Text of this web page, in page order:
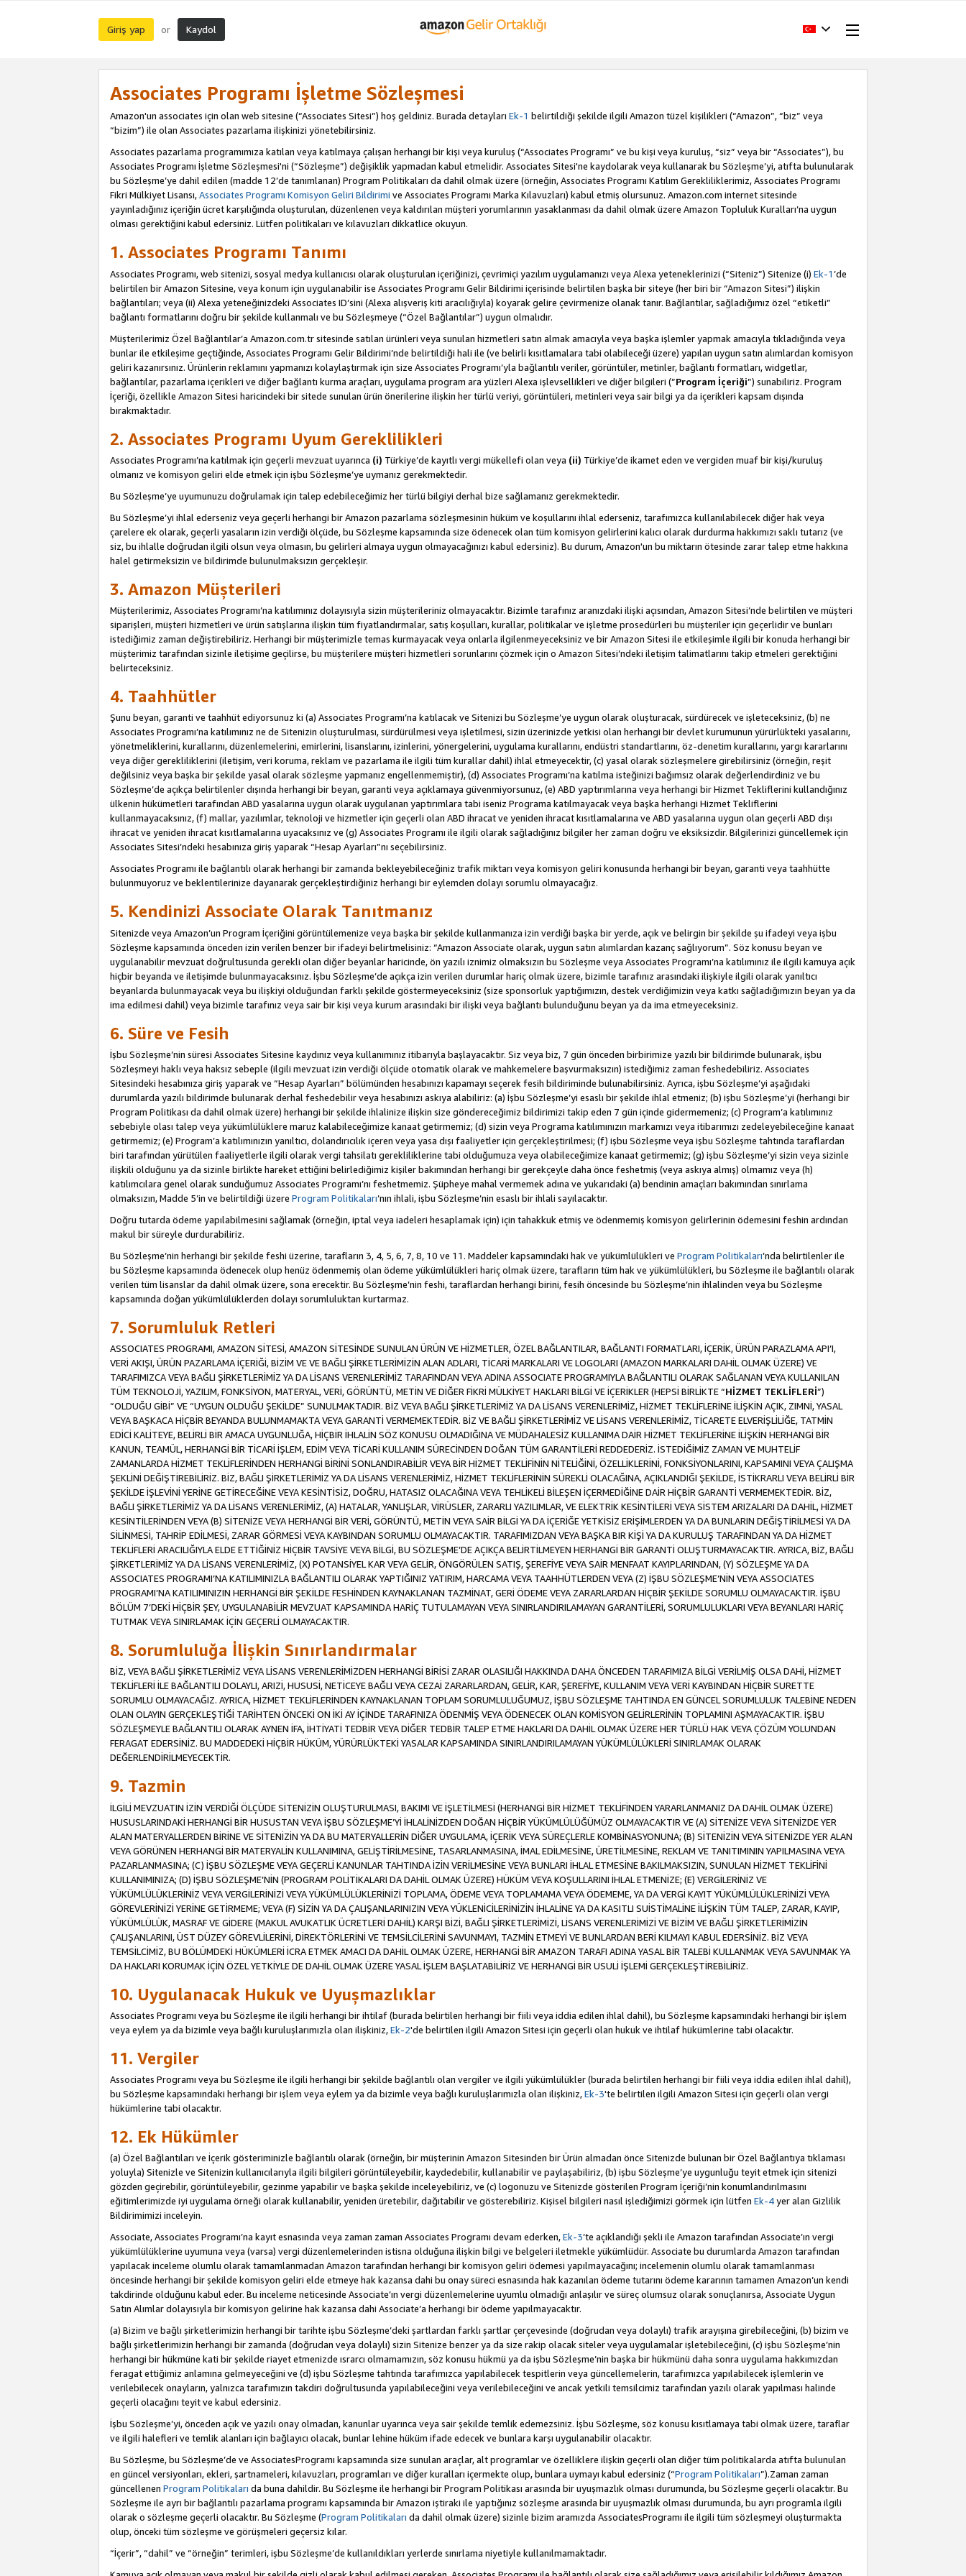
Giriş yap or Kaydol
Associates Programı İşletme Sözleşmesi
Amazon'un associates için olan web sitesine (“Associates Sitesi”) hoş geldiniz. Burada detayları Ek-1 belirtildiği şekilde ilgili Amazon tüzel kişilikleri (“Amazon”, “biz” veya
“bizim”) ile olan Associates pazarlama ilişkinizi yönetebilirsiniz.
Associates pazarlama programımıza katılan veya katılmaya çalışan herhangi bir kişi veya kuruluş (“Associates Programı” ve bu kişi veya kuruluş, “siz” veya bir “Associates”), bu
Associates Programı İşletme Sözleşmesi'ni (“Sözleşme”) değişiklik yapmadan kabul etmelidir. Associates Sitesi'ne kaydolarak veya kullanarak bu Sözleşme’yi, atıfta bulunularak
bu Sözleşme’ye dahil edilen (madde 12’de tanımlanan) Program Politikaları da dahil olmak üzere (örneğin, Associates Programı Katılım Gerekliliklerimiz, Associates Programı
Fikri Mülkiyet Lisansı,Associates Programı Komisyon Geliri Bildirimi ve Associates Programı Marka Kılavuzları) kabul etmiş olursunuz. Amazon.com internet sitesinde
yayınladığınız içeriğin ücret karşılığında oluşturulan, düzenlenen veya kaldırılan müşteri yorumlarının yasaklanması da dahil olmak üzere Amazon Topluluk Kuralları’na uygun
olması gerektiğini kabul edersiniz. Lütfen politikaları ve kılavuzları dikkatlice okuyun.
1. Associates Programı Tanımı
Associates Programı, web sitenizi, sosyal medya kullanıcısı olarak oluşturulan içeriğinizi, çevrimiçi yazılım uygulamanızı veya Alexa yeteneklerinizi (“Siteniz”) Sitenize (i) Ek-1’de
belirtilen bir Amazon Sitesine, veya konum için uygulanabilir ise Associates Programı Gelir Bildirimi içerisinde belirtilen başka bir siteye (her biri bir “Amazon Sitesi”) ilişkin
bağlantıları; veya (ii) Alexa yeteneğinizdeki Associates ID’sini (Alexa alışveriş kiti aracılığıyla) koyarak gelire çevirmenize olanak tanır. Bağlantılar, sağladığımız özel “etiketli”
bağlantı formatlarını doğru bir şekilde kullanmalı ve bu Sözleşmeye (“Özel Bağlantılar”) uygun olmalıdır.
Müşterilerimiz Özel Bağlantılar’a Amazon.com.tr sitesinde satılan ürünleri veya sunulan hizmetleri satın almak amacıyla veya başka işlemler yapmak amacıyla tıkladığında veya
bunlar ile etkileşime geçtiğinde, Associates Programı Gelir Bildirimi’nde belirtildiği hali ile (ve belirli kısıtlamalara tabi olabileceği üzere) yapılan uygun satın alımlardan komisyon
geliri kazanırsınız. Ürünlerin reklamını yapmanızı kolaylaştırmak için size Associates Programı’yla bağlantılı veriler, görüntüler, metinler, bağlantı formatları, widgetlar,
bağlantılar, pazarlama içerikleri ve diğer bağlantı kurma araçları, uygulama program ara yüzleri Alexa işlevsellikleri ve diğer bilgileri (”Program İçeriği”) sunabiliriz. Program
İçeriği, özellikle Amazon Sitesi haricindeki bir sitede sunulan ürün önerilerine ilişkin her türlü veriyi, görüntüleri, metinleri veya sair bilgi ya da içerikleri kapsam dışında
bırakmaktadır.
2. Associates Programı Uyum Gereklilikleri
Associates Programı’na katılmak için geçerli mevzuat uyarınca (i) Türkiye’de kayıtlı vergi mükellefi olan veya (ii) Türkiye’de ikamet eden ve vergiden muaf bir kişi/kuruluş
olmanız ve komisyon geliri elde etmek için işbu Sözleşme’ye uymanız gerekmektedir.
Bu Sözleşme’ye uyumunuzu doğrulamak için talep edebileceğimiz her türlü bilgiyi derhal bize sağlamanız gerekmektedir.
Bu Sözleşme’yi ihlal ederseniz veya geçerli herhangi bir Amazon pazarlama sözleşmesinin hüküm ve koşullarını ihlal ederseniz, tarafımızca kullanılabilecek diğer hak veya
çarelere ek olarak, geçerli yasaların izin verdiği ölçüde, bu Sözleşme kapsamında size ödenecek olan tüm komisyon gelirlerini kalıcı olarak durdurma hakkımızı saklı tutarız (ve
siz, bu ihlalle doğrudan ilgili olsun veya olmasın, bu gelirleri almaya uygun olmayacağınızı kabul edersiniz). Bu durum, Amazon'un bu miktarın ötesinde zarar talep etme hakkına
halel getirmeksizin ve bildirimde bulunulmaksızın gerçekleşir.
3. Amazon Müşterileri
Müşterilerimiz, Associates Programı’na katılımınız dolayısıyla sizin müşterileriniz olmayacaktır. Bizimle tarafınız aranızdaki ilişki açısından, Amazon Sitesi’nde belirtilen ve müşteri
siparişleri, müşteri hizmetleri ve ürün satışlarına ilişkin tüm fiyatlandırmalar, satış koşulları, kurallar, politikalar ve işletme prosedürleri bu müşteriler için geçerlidir ve bunları
istediğimiz zaman değiştirebiliriz. Herhangi bir müşterimizle temas kurmayacak veya onlarla ilgilenmeyeceksiniz ve bir Amazon Sitesi ile etkileşimle ilgili bir konuda herhangi bir
müşterimiz tarafından sizinle iletişime geçilirse, bu müşterilere müşteri hizmetleri sorunlarını çözmek için o Amazon Sitesi’ndeki iletişim talimatlarını takip etmeleri gerektiğini
belirteceksiniz.
4. Taahhütler
Şunu beyan, garanti ve taahhüt ediyorsunuz ki (a) Associates Programı’na katılacak ve Sitenizi bu Sözleşme’ye uygun olarak oluşturacak, sürdürecek ve işleteceksiniz, (b) ne
Associates Programı’na katılımınız ne de Sitenizin oluşturulması, sürdürülmesi veya işletilmesi, sizin üzerinizde yetkisi olan herhangi bir devlet kurumunun yürürlükteki yasalarını,
yönetmeliklerini, kurallarını, düzenlemelerini, emirlerini, lisanslarını, izinlerini, yönergelerini, uygulama kurallarını, endüstri standartlarını, öz-denetim kurallarını, yargı kararlarını
veya diğer gerekliliklerini (iletişim, veri koruma, reklam ve pazarlama ile ilgili tüm kurallar dahil) ihlal etmeyecektir, (c) yasal olarak sözleşmelere girebilirsiniz (örneğin, reşit
değilsiniz veya başka bir şekilde yasal olarak sözleşme yapmanız engellenmemiştir), (d) Associates Programı’na katılma isteğinizi bağımsız olarak değerlendirdiniz ve bu
Sözleşme’de açıkça belirtilenler dışında herhangi bir beyan, garanti veya açıklamaya güvenmiyorsunuz, (e) ABD yaptırımlarına veya herhangi bir Hizmet Tekliflerini kullandığınız
ülkenin hükümetleri tarafından ABD yasalarına uygun olarak uygulanan yaptırımlara tabi iseniz Programa katılmayacak veya başka herhangi Hizmet Tekliflerini
kullanmayacaksınız, (f) mallar, yazılımlar, teknoloji ve hizmetler için geçerli olan ABD ihracat ve yeniden ihracat kısıtlamalarına ve ABD yasalarına uygun olan geçerli ABD dışı
ihracat ve yeniden ihracat kısıtlamalarına uyacaksınız ve (g) Associates Programı ile ilgili olarak sağladığınız bilgiler her zaman doğru ve eksiksizdir. Bilgilerinizi güncellemek için
Associates Sitesi’ndeki hesabınıza giriş yaparak “Hesap Ayarları”nı seçebilirsiniz.
Associates Programı ile bağlantılı olarak herhangi bir zamanda bekleyebileceğiniz trafik miktarı veya komisyon geliri konusunda herhangi bir beyan, garanti veya taahhütte
bulunmuyoruz ve beklentilerinize dayanarak gerçekleştirdiğiniz herhangi bir eylemden dolayı sorumlu olmayacağız.
5. Kendinizi Associate Olarak Tanıtmanız
Sitenizde veya Amazon’un Program İçeriğini görüntülemenize veya başka bir şekilde kullanmanıza izin verdiği başka bir yerde, açık ve belirgin bir şekilde şu ifadeyi veya işbu
Sözleşme kapsamında önceden izin verilen benzer bir ifadeyi belirtmelisiniz: “Amazon Associate olarak, uygun satın alımlardan kazanç sağlıyorum”. Söz konusu beyan ve
uygulanabilir mevzuat doğrultusunda gerekli olan diğer beyanlar haricinde, ön yazılı iznimiz olmaksızın bu Sözleşme veya Associates Programı’na katılımınız ile ilgili kamuya açık
hiçbir beyanda ve iletişimde bulunmayacaksınız. İşbu Sözleşme’de açıkça izin verilen durumlar hariç olmak üzere, bizimle tarafınız arasındaki ilişkiyle ilgili olarak yanıltıcı
beyanlarda bulunmayacak veya bu ilişkiyi olduğundan farklı şekilde göstermeyeceksiniz (size sponsorluk yaptığımızın, destek verdiğimizin veya katkı sağladığımızın beyan ya da
ima edilmesi dahil) veya bizimle tarafınız veya sair bir kişi veya kurum arasındaki bir ilişki veya bağlantı bulunduğunu beyan ya da ima etmeyeceksiniz.
6. Süre ve Fesih
İşbu Sözleşme’nin süresi Associates Sitesine kaydınız veya kullanımınız itibarıyla başlayacaktır. Siz veya biz, 7 gün önceden birbirimize yazılı bir bildirimde bulunarak, işbu
Sözleşmeyi haklı veya haksız sebeple (ilgili mevzuat izin verdiği ölçüde otomatik olarak ve mahkemelere başvurmaksızın) istediğimiz zaman feshedebiliriz. Associates
Sitesindeki hesabınıza giriş yaparak ve “Hesap Ayarları” bölümünden hesabınızı kapamayı seçerek fesih bildiriminde bulunabilirsiniz. Ayrıca, işbu Sözleşme’yi aşağıdaki
durumlarda yazılı bildirimde bulunarak derhal feshedebilir veya hesabınızı askıya alabiliriz: (a) İşbu Sözleşme’yi esaslı bir şekilde ihlal etmeniz; (b) işbu Sözleşme’yi (herhangi bir
Program Politikası da dahil olmak üzere) herhangi bir şekilde ihlalinize ilişkin size göndereceğimiz bildirimizi takip eden 7 gün içinde gidermemeniz; (c) Program’a katılımınız
sebebiyle olası talep veya yükümlülüklere maruz kalabileceğimize kanaat getirmemiz; (d) sizin veya Programa katılımınızın markamızı veya itibarımızı zedeleyebileceğine kanaat
getirmemiz; (e) Program’a katılımınızın yanıltıcı, dolandırıcılık içeren veya yasa dışı faaliyetler için gerçekleştirilmesi; (f) işbu Sözleşme veya işbu Sözleşme tahtında taraflardan
biri tarafından yürütülen faaliyetlerle ilgili olarak vergi tahsilatı gerekliliklerine tabi olduğumuza veya olabileceğimize kanaat getirmemiz; (g) işbu Sözleşme’yi sizin veya sizinle
ilişkili olduğunu ya da sizinle birlikte hareket ettiğini belirlediğimiz kişiler bakımından herhangi bir gerekçeyle daha önce feshetmiş (veya askıya almış) olmamız veya (h)
katılımcılara genel olarak sunduğumuz Associates Programı’nı feshetmemiz. Şüpheye mahal vermemek adına ve yukarıdaki (a) bendinin amaçları bakımından sınırlama
olmaksızın, Madde 5’in ve belirtildiği üzere Program Politikaları’nın ihlali, işbu Sözleşme’nin esaslı bir ihlali sayılacaktır.
Doğru tutarda ödeme yapılabilmesini sağlamak (örneğin, iptal veya iadeleri hesaplamak için) için tahakkuk etmiş ve ödenmemiş komisyon gelirlerinin ödemesini feshin ardından
makul bir süreyle durdurabiliriz.
Bu Sözleşme’nin herhangi bir şekilde feshi üzerine, tarafların 3, 4, 5, 6, 7, 8, 10 ve 11. Maddeler kapsamındaki hak ve yükümlülükleri ve Program Politikaları’nda belirtilenler ile
bu Sözleşme kapsamında ödenecek olup henüz ödenmemiş olan ödeme yükümlülükleri hariç olmak üzere, tarafların tüm hak ve yükümlülükleri, bu Sözleşme ile bağlantılı olarak
verilen tüm lisanslar da dahil olmak üzere, sona erecektir. Bu Sözleşme’nin feshi, taraflardan herhangi birini, fesih öncesinde bu Sözleşme’nin ihlalinden veya bu Sözleşme
kapsamında doğan yükümlülüklerden dolayı sorumluluktan kurtarmaz.
7. Sorumluluk Retleri
ASSOCIATES PROGRAMI, AMAZON SİTESİ, AMAZON SİTESİNDE SUNULAN ÜRÜN VE HİZMETLER, ÖZEL BAĞLANTILAR, BAĞLANTI FORMATLARI, İÇERİK, ÜRÜN PARAZLAMA API’I,
VERİ AKIŞI, ÜRÜN PAZARLAMA İÇERİĞİ, BİZİM VE VE BAĞLI ŞİRKETLERİMİZİN ALAN ADLARI, TİCARİ MARKALARI VE LOGOLARI (AMAZON MARKALARI DAHİL OLMAK ÜZERE) VE
TARAFIMIZCA VEYA BAĞLI ŞİRKETLERİMİZ YA DA LİSANS VERENLERİMİZ TARAFINDAN VEYA ADINA ASSOCIATE PROGRAMIYLA BAĞLANTILI OLARAK SAĞLANAN VEYA KULLANILAN
TÜM TEKNOLOJİ, YAZILIM, FONKSİYON, MATERYAL, VERİ, GÖRÜNTÜ, METİN VE DİĞER FİKRİ MÜLKİYET HAKLARI BİLGİ VE İÇERİKLER (HEPSİ BİRLİKTE “HİZMET TEKLİFLERİ”)
“OLDUĞU GİBİ” VE “UYGUN OLDUĞU ŞEKİLDE” SUNULMAKTADIR. BİZ VEYA BAĞLI ŞİRKETLERİMİZ YA DA LİSANS VERENLERİMİZ, HİZMET TEKLİFLERİNE İLİŞKİN AÇIK, ZIMNİ, YASAL
VEYA BAŞKACA HİÇBİR BEYANDA BULUNMAMAKTA VEYA GARANTİ VERMEMEKTEDİR. BİZ VE BAĞLI ŞİRKETLERİMİZ VE LİSANS VERENLERİMİZ, TİCARETE ELVERİŞLİLİĞE, TATMİN
EDİCİ KALİTEYE, BELİRLİ BİR AMACA UYGUNLUĞA, HİÇBİR İHLALİN SÖZ KONUSU OLMADIĞINA VE MÜDAHALESİZ KULLANIMA DAİR HİZMET TEKLİFLERİNE İLİŞKİN HERHANGİ BİR
KANUN, TEAMÜL, HERHANGİ BİR TİCARİ İŞLEM, EDİM VEYA TİCARİ KULLANIM SÜRECİNDEN DOĞAN TÜM GARANTİLERİ REDDEDERİZ. İSTEDİĞİMİZ ZAMAN VE MUHTELİF
ZAMANLARDA HİZMET TEKLİFLERİNDEN HERHANGİ BİRİNİ SONLANDIRABİLİR VEYA BİR HİZMET TEKLİFİNİN NİTELİĞİNİ, ÖZELLİKLERİNİ, FONKSİYONLARINI, KAPSAMINI VEYA ÇALIŞMA
ŞEKLİNİ DEĞİŞTİREBİLİRİZ. BİZ, BAĞLI ŞİRKETLERİMİZ YA DA LİSANS VERENLERİMİZ, HİZMET TEKLİFLERİNİN SÜREKLİ OLACAĞINA, AÇIKLANDIĞI ŞEKİLDE, İSTİKRARLI VEYA BELİRLİ BİR
ŞEKİLDE İŞLEVİNİ YERİNE GETİRECEĞİNE VEYA KESİNTİSİZ, DOĞRU, HATASIZ OLACAĞINA VEYA TEHLİKELİ BİLEŞEN İÇERMEDİĞİNE DAİR HİÇBİR GARANTİ VERMEMEKTEDİR. BİZ,
BAĞLI ŞİRKETLERİMİZ YA DA LİSANS VERENLERİMİZ, (A) HATALAR, YANLIŞLAR, VİRÜSLER, ZARARLI YAZILIMLAR, VE ELEKTRİK KESİNTİLERİ VEYA SİSTEM ARIZALARI DA DAHİL, HİZMET
KESİNTİLERİNDEN VEYA (B) SİTENİZE VEYA HERHANGİ BİR VERİ, GÖRÜNTÜ, METİN VEYA SAİR BİLGİ YA DA İÇERİĞE YETKİSİZ ERİŞİMLERDEN YA DA BUNLARIN DEĞİŞTİRİLMESİ YA DA
SİLİNMESİ, TAHRİP EDİLMESİ, ZARAR GÖRMESİ VEYA KAYBINDAN SORUMLU OLMAYACAKTIR. TARAFIMIZDAN VEYA BAŞKA BIR KİŞİ YA DA KURULUŞ TARAFINDAN YA DA HİZMET
TEKLİFLERİ ARACILIĞIYLA ELDE ETTİĞİNİZ HİÇBİR TAVSİYE VEYA BİLGİ, BU SÖZLEŞME’DE AÇIKÇA BELİRTİLMEYEN HERHANGİ BİR GARANTİ OLUŞTURMAYACAKTIR. AYRICA, BİZ, BAĞLI
ŞİRKETLERİMİZ YA DA LİSANS VERENLERİMİZ, (X) POTANSİYEL KAR VEYA GELİR, ÖNGÖRÜLEN SATIŞ, ŞEREFİYE VEYA SAİR MENFAAT KAYIPLARINDAN, (Y) SÖZLEŞME YA DA
ASSOCIATES PROGRAMI’NA KATILIMINIZLA BAĞLANTILI OLARAK YAPTIĞINIZ YATIRIM, HARCAMA VEYA TAAHHÜTLERDEN VEYA (Z) İŞBU SÖZLEŞME’NİN VEYA ASSOCIATES
PROGRAMI’NA KATILIMINIZIN HERHANGİ BİR ŞEKİLDE FESHİNDEN KAYNAKLANAN TAZMİNAT, GERİ ÖDEME VEYA ZARARLARDAN HİÇBİR ŞEKİLDE SORUMLU OLMAYACAKTIR. İŞBU
BÖLÜM 7’DEKİ HİÇBİR ŞEY, UYGULANABİLİR MEVZUAT KAPSAMINDA HARİÇ TUTULAMAYAN VEYA SINIRLANDIRILAMAYAN GARANTİLERİ, SORUMLULUKLARI VEYA BEYANLARI HARİÇ
TUTMAK VEYA SINIRLAMAK İÇİN GEÇERLİ OLMAYACAKTIR.
8. Sorumluluğa İlişkin Sınırlandırmalar
BİZ, VEYA BAĞLI ŞİRKETLERİMİZ VEYA LİSANS VERENLERİMİZDEN HERHANGİ BİRİSİ ZARAR OLASILIĞI HAKKINDA DAHA ÖNCEDEN TARAFIMIZA BİLGİ VERİLMİŞ OLSA DAHİ, HİZMET
TEKLİFLERİ İLE BAĞLANTILI DOLAYLI, ARIZİ, HUSUSİ, NETİCEYE BAĞLI VEYA CEZAİ ZARARLARDAN, GELİR, KAR, ŞEREFİYE, KULLANIM VEYA VERİ KAYBINDAN HİÇBİR SURETTE
SORUMLU OLMAYACAĞIZ. AYRICA, HİZMET TEKLİFLERİNDEN KAYNAKLANAN TOPLAM SORUMLULUĞUMUZ, İŞBU SÖZLEŞME TAHTINDA EN GÜNCEL SORUMLULUK TALEBİNE NEDEN
OLAN OLAYIN GERÇEKLEŞTİĞİ TARİHTEN ÖNCEKİ ON İKİ AY İÇİNDE TARAFINIZA ÖDENMİŞ VEYA ÖDENECEK OLAN KOMİSYON GELİRLERİNİN TOPLAMINI AŞMAYACAKTIR. İŞBU
SÖZLEŞMEYLE BAĞLANTILI OLARAK AYNEN İFA, İHTİYATİ TEDBİR VEYA DİĞER TEDBİR TALEP ETME HAKLARI DA DAHİL OLMAK ÜZERE HER TÜRLÜ HAK VEYA ÇÖZÜM YOLUNDAN
FERAGAT EDERSİNİZ. BU MADDEDEKİ HİÇBİR HÜKÜM, YÜRÜRLÜKTEKİ YASALAR KAPSAMINDA SINIRLANDIRILAMAYAN YÜKÜMLÜLÜKLERİ SINIRLAMAK OLARAK
DEĞERLENDİRİLMEYECEKTİR.
9. Tazmin
İLGİLİ MEVZUATIN İZİN VERDİĞİ ÖLÇÜDE SİTENİZİN OLUŞTURULMASI, BAKIMI VE İŞLETİLMESİ (HERHANGİ BİR HİZMET TEKLİFİNDEN YARARLANMANIZ DA DAHİL OLMAK ÜZERE)
HUSUSLARINDAKİ HERHANGİ BİR HUSUSTAN VEYA İŞBU SÖZLEŞME’Yİ İHLALİNİZDEN DOĞAN HİÇBİR YÜKÜMLÜLÜĞÜMÜZ OLMAYACAKTIR VE (A) SİTENİZE VEYA SİTENİZDE YER
ALAN MATERYALLERDEN BİRİNE VE SİTENİZİN YA DA BU MATERYALLERİN DİĞER UYGULAMA, İÇERİK VEYA SÜREÇLERLE KOMBİNASYONUNA; (B) SİTENİZİN VEYA SİTENİZDE YER ALAN
VEYA GÖRÜNEN HERHANGİ BİR MATERYALİN KULLANIMINA, GELİŞTİRİLMESİNE, TASARLANMASINA, İMAL EDİLMESİNE, ÜRETİLMESİNE, REKLAM VE TANITIMININ YAPILMASINA VEYA
PAZARLANMASINA; (C) İŞBU SÖZLEŞME VEYA GEÇERLİ KANUNLAR TAHTINDA İZİN VERİLMESİNE VEYA BUNLARI İHLAL ETMESİNE BAKILMAKSIZIN, SUNULAN HİZMET TEKLİFİNİ
KULLANIMINIZA; (D) İŞBU SÖZLEŞME’NİN (PROGRAM POLİTİKALARI DA DAHİL OLMAK ÜZERE) HÜKÜM VEYA KOŞULLARINI İHLAL ETMENİZE; (E) VERGİLERİNİZ VE
YÜKÜMLÜLÜKLERİNİZ VEYA VERGİLERİNİZİ VEYA YÜKÜMLÜLÜKLERİNİZİ TOPLAMA, ÖDEME VEYA TOPLAMAMA VEYA ÖDEMEME, YA DA VERGİ KAYIT YÜKÜMLÜLÜKLERİNİZİ VEYA
GÖREVLERİNİZİ YERİNE GETİRMEME; VEYA (F) SİZİN YA DA ÇALIŞANLARINIZIN VEYA YÜKLENİCİLERİNİZİN İHLALİNE YA DA KASITLI SUİSTİMALİNE İLİŞKİN TÜM TALEP, ZARAR, KAYIP,
YÜKÜMLÜLÜK, MASRAF VE GİDERE (MAKUL AVUKATLIK ÜCRETLERİ DAHİL) KARŞI BİZİ, BAĞLI ŞİRKETLERİMİZİ, LİSANS VERENLERİMİZİ VE BİZİM VE BAĞLI ŞİRKETLERİMİZİN
ÇALIŞANLARINI, ÜST DÜZEY GÖREVLİLERİNİ, DİREKTÖRLERİNİ VE TEMSİLCİLERİNİ SAVUNMAYI, TAZMİN ETMEYİ VE BUNLARDAN BERİ KILMAYI KABUL EDERSİNİZ. BİZ VEYA
TEMSİLCİMİZ, BU BÖLÜMDEKİ HÜKÜMLERİ İCRA ETMEK AMACI DA DAHİL OLMAK ÜZERE, HERHANGİ BİR AMAZON TARAFI ADINA YASAL BİR TALEBİ KULLANMAK VEYA SAVUNMAK YA
DA HAKLARI KORUMAK İÇİN ÖZEL YETKİYLE DE DAHİL OLMAK ÜZERE YASAL İŞLEM BAŞLATABİLİRİZ VE HERHANGİ BİR USULİ İŞLEMİ GERÇEKLEŞTİREBİLİRİZ.
10. Uygulanacak Hukuk ve Uyuşmazlıklar
Associates Programı veya bu Sözleşme ile ilgili herhangi bir ihtilaf (burada belirtilen herhangi bir fiili veya iddia edilen ihlal dahil), bu Sözleşme kapsamındaki herhangi bir işlem
veya eylem ya da bizimle veya bağlı kuruluşlarımızla olan ilişkiniz,Ek-2'de belirtilen ilgili Amazon Sitesi için geçerli olan hukuk ve ihtilaf hükümlerine tabi olacaktır.
11. Vergiler
Associates Programı veya bu Sözleşme ile ilgili herhangi bir şekilde bağlantılı olan vergiler ve ilgili yükümlülükler (burada belirtilen herhangi bir fiili veya iddia edilen ihlal dahil),
bu Sözleşme kapsamındaki herhangi bir işlem veya eylem ya da bizimle veya bağlı kuruluşlarımızla olan ilişkiniz,Ek-3'te belirtilen ilgili Amazon Sitesi için geçerli olan vergi
hükümlerine tabi olacaktır.
12. Ek Hükümler
(a) Özel Bağlantıları ve İçerik gösteriminizle bağlantılı olarak (örneğin, bir müşterinin Amazon Sitesinden bir Ürün almadan önce Sitenizde bulunan bir Özel Bağlantıya tıklaması
yoluyla) Sitenizle ve Sitenizin kullanıcılarıyla ilgili bilgileri görüntüleyebilir, kaydedebilir, kullanabilir ve paylaşabiliriz, (b) işbu Sözleşme’ye uygunluğu teyit etmek için sitenizi
gözden geçirebilir, görüntüleyebilir, gezinme yapabilir ve başka şekilde inceleyebiliriz, ve (c) logonuzu ve Sitenizde gösterilen Program İçeriği’nin konumlandırılmasını
eğitimlerimizde iyi uygulama örneği olarak kullanabilir, yeniden üretebilir, dağıtabilir ve gösterebiliriz. Kişisel bilgileri nasıl işlediğimizi görmek için lütfen Ek-4yer alan Gizlilik
Bildirimimizi inceleyin.
Associate, Associates Programı’na kayıt esnasında veya zaman zaman Associates Programı devam ederken,Ek-3’te açıklandığı şekli ile Amazon tarafından Associate’ın vergi
yükümlülüklerine uyumuna veya (varsa) vergi düzenlemelerinden istisna olduğuna ilişkin bilgi ve belgeleri iletmekle yükümlüdür. Associate bu durumlarda Amazon tarafından
yapılacak inceleme olumlu olarak tamamlanmadan Amazon tarafından herhangi bir komisyon geliri ödemesi yapılmayacağını; incelemenin olumlu olarak tamamlanması
öncesinde herhangi bir şekilde komisyon geliri elde etmeye hak kazansa dahi bu onay süreci esnasında hak kazanılan ödeme tutarını ödeme kararının tamamen Amazon’un kendi
takdirinde olduğunu kabul eder. Bu inceleme neticesinde Associate’ın vergi düzenlemelerine uyumlu olmadığı anlaşılır ve süreç olumsuz olarak sonuçlanırsa, Associate Uygun
Satın Alımlar dolayısıyla bir komisyon gelirine hak kazansa dahi Associate’a herhangi bir ödeme yapılmayacaktır.
(a) Bizim ve bağlı şirketlerimizin herhangi bir tarihte işbu Sözleşme’deki şartlardan farklı şartlar çerçevesinde (doğrudan veya dolaylı) trafik arayışına girebileceğini, (b) bizim ve
bağlı şirketlerimizin herhangi bir zamanda (doğrudan veya dolaylı) sizin Sitenize benzer ya da size rakip olacak siteler veya uygulamalar işletebileceğini, (c) işbu Sözleşme’nin
herhangi bir hükmüne kati bir şekilde riayet etmenizde ısrarcı olmamamızın, söz konusu hükmü ya da işbu Sözleşme’nin başka bir hükmünü daha sonra uygulama hakkımızdan
feragat ettiğimiz anlamına gelmeyeceğini ve (d) işbu Sözleşme tahtında tarafımızca yapılabilecek tespitlerin veya güncellemelerin, tarafımızca yapılabilecek işlemlerin ve
verilebilecek onayların, yalnızca tarafımızın takdiri doğrultusunda yapılabileceğini veya verilebileceğini ve ancak yetkili temsilcimiz tarafından yazılı olarak yapılması halinde
geçerli olacağını teyit ve kabul edersiniz.
İşbu Sözleşme’yi, önceden açık ve yazılı onay olmadan, kanunlar uyarınca veya sair şekilde temlik edemezsiniz. İşbu Sözleşme, söz konusu kısıtlamaya tabi olmak üzere, taraflar
ve ilgili halefleri ve temlik alanları için bağlayıcı olacak, bunlar lehine hüküm ifade edecek ve bunlara karşı uygulanabilir olacaktır.
Bu Sözleşme, bu Sözleşme’de ve AssociatesProgramı kapsamında size sunulan araçlar, alt programlar ve özelliklere ilişkin geçerli olan diğer tüm politikalarda atıfta bulunulan
en güncel versiyonları, ekleri, şartnameleri, kılavuzları, programları ve diğer kuralları içermekte olup, bunlara uymayı kabul edersiniz (“Program Politikaları”).Zaman zaman
güncellenen Program Politikaları da buna dahildir. Bu Sözleşme ile herhangi bir Program Politikası arasında bir uyuşmazlık olması durumunda, bu Sözleşme geçerli olacaktır. Bu
Sözleşme ile ayrı bir bağlantılı pazarlama programı kapsamında bir Amazon iştiraki ile yaptığınız sözleşme arasında bir uyuşmazlık olması durumunda, bu ayrı programla ilgili
olarak o sözleşme geçerli olacaktır. Bu Sözleşme (Program Politikaları da dahil olmak üzere) sizinle bizim aramızda AssociatesProgramı ile ilgili tüm sözleşmeyi oluşturmakta
olup, önceki tüm sözleşme ve görüşmeleri geçersiz kılar.
“İçerir”, “dahil” ve “örneğin” terimleri, işbu Sözleşme’de kullanıldıkları yerlerde sınırlama niyetiyle kullanılmamaktadır.